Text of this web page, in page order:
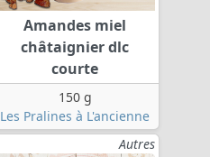
Amandes miel
châtaignier dlc
courte
150 g
Les Pralines à L'ancienne
Autres